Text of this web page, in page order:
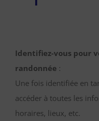
Identifiez-vous pour
randonnée :
Une fois identifiée en
accéder à toutes les
horaires, lieux, etc.